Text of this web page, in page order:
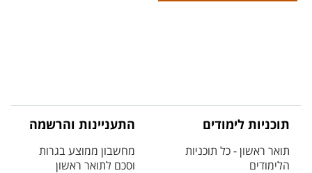
תוכניות לימודים
תואר ראשון - כל תוכניות
הלימודים
התעניינות והרשמה
מחשבון ממוצע בגרות
וסכם לתואר ראשון